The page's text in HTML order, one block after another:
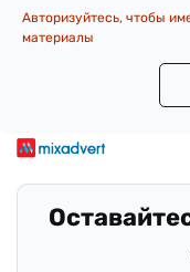
Авторизуйтесь, чтобы
материалы